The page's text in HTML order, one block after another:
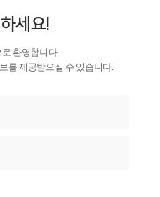
세요!
환영합니다.
를 제공받으실 수 있습니다.